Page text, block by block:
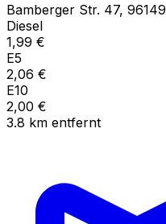
Bamberger Str. 47, 96149
Diesel
1,99 €
E5
2,06 €
E10
2,00 €
3.8 km entfernt